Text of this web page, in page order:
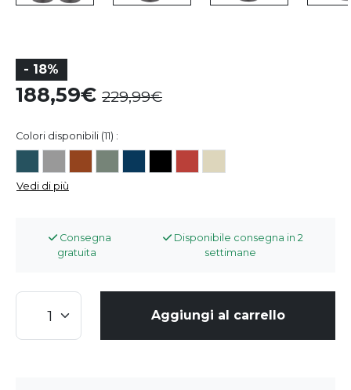
- 18%
188,59 229,99
Colori disponibili (11) :
Vedi di più
Consegna
gratuita
Disponibile consegna in 2
settimane
Aggiungi al carrello